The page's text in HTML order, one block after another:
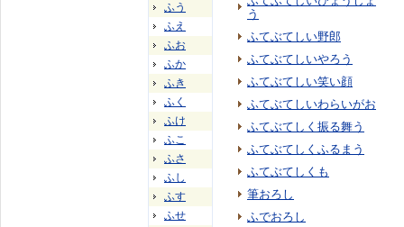
ふう
ふえ
ふお
ふか
ふき
ふく
ふけ
ふこ
ふさ
ふし
ふす
ふせ
う
ふてぶてしい野郎
ふてぶてしいやろう
ふてぶてしい笑い顔
ふてぶてしいわらいがお
ふてぶてしく振る舞う
ふてぶてしくふるまう
ふてぶてしくも
筆おろし
ふでおろし